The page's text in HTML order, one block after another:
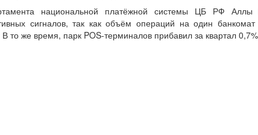
национальной платёжной системы ЦБ РФ Аллы
сигналов, так как объём операций на один
В то же время, парк POS-терминалов прибавил за квартал